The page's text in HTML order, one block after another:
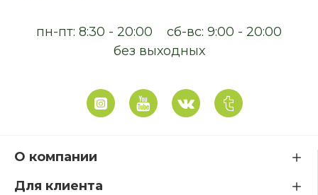
пн-пт: 8:30 - 20:00
сб-вс: 9:00 - 20:00
без выходных
О компании
Для клиента